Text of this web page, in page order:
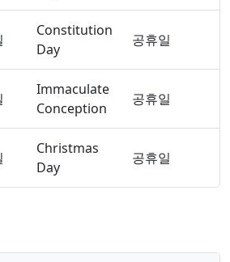
Constitution
Day
공휴일
Immaculate
Conception
공휴일
Christmas
Day
공휴일